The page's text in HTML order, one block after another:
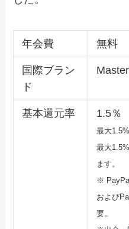
年会費 無料
国際ブラン
ド
基本還元率 1.5％
最大
最大
ます。
※
および
要。